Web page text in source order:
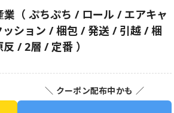
（ ぷちぷち / ロール / エアキャ
ション / 梱包 / 発送 / 引越 / 梱
/ 2層 / 定番 ）
＼ クーポン配布中かも ／